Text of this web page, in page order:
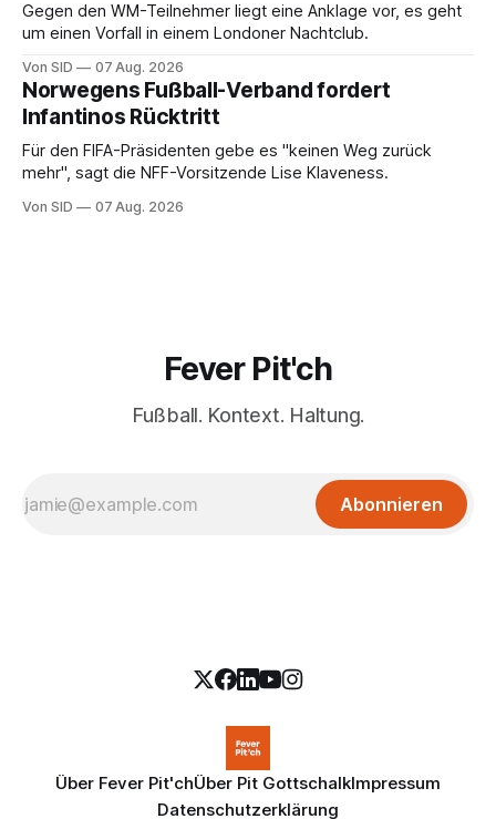
Gegen den WM-Teilnehmer liegt eine Anklage vor, es geht
um einen Vorfall in einem Londoner Nachtclub.
Von SID 07 Aug. 2026
Norwegens Fußball-Verband fordert
Infantinos Rücktritt
Für den FIFA-Präsidenten gebe es "keinen Weg zurück
mehr", sagt die NFF-Vorsitzende Lise Klaveness.
Von SID 07 Aug. 2026
Fever Pit'ch
Fußball. Kontext. Haltung.
Abonnieren
Über Fever Pit'chÜber Pit GottschalkImpressum
Datenschutzerklärung